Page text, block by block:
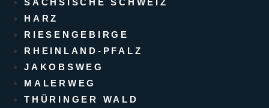
SÄCHSISCHE SCHWEIZ
HARZ
RIESENGEBIRGE
RHEINLAND-PFALZ
JAKOBSWEG
MALERWEG
THÜRINGER WALD